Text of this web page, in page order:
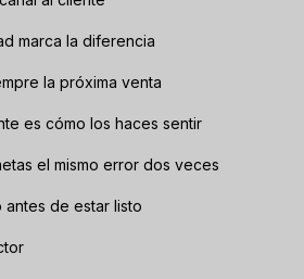
marca la diferencia
la próxima venta
es cómo los haces sentir
el mismo error dos veces
antes de estar listo